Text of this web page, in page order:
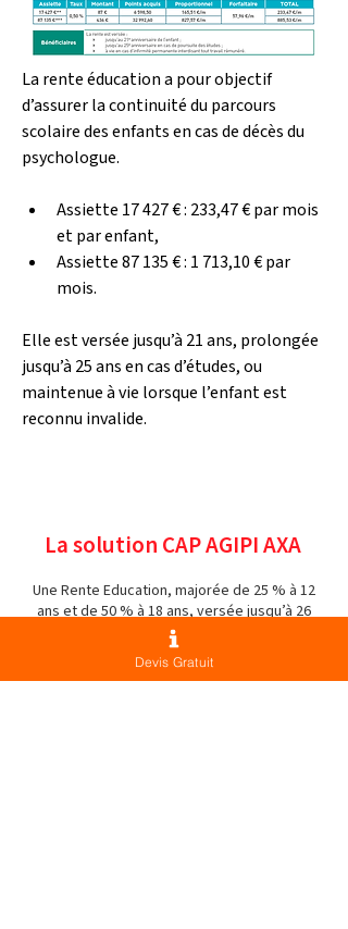
La rente éducation a pour objectif
d’assurer la continuité du parcours
scolaire des enfants en cas de décès du
psychologue.
Assiette 17 427 € : 233,47 € par mois
et par enfant,
Assiette 87 135 € : 1 713,10 € par
mois.
Elle est versée jusqu’à 21 ans, prolongée
jusqu’à 25 ans en cas d’études, ou
maintenue à vie lorsque l’enfant est
reconnu invalide.
La solution CAP AGIPI AXA
Une Rente Education, majorée de 25 % à 12
ans et de 50 % à 18 ans, versée jusqu’à 26
ans, même si l’enfant ne poursuit pas
d’études. La rente éducation intègre la
garantie « maladie ou accident grave des
Devis Gratuit